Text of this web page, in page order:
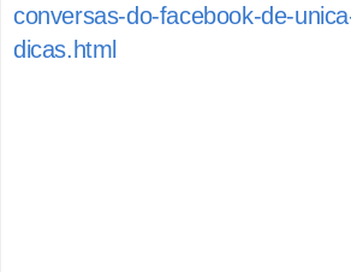
conversas-do-facebook-de-
dicas.html